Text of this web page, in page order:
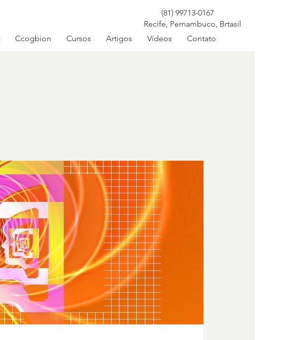
Ccogbion Cursos Artigos Vídeos Contato
(81) 99713-0167
Recife, Pernambuco, Brtasil